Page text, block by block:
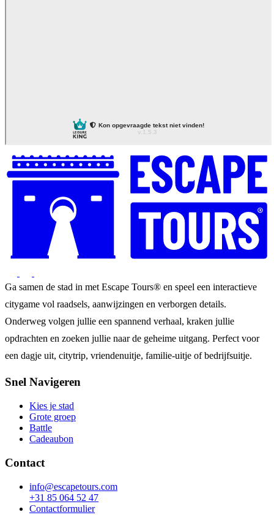
Ga samen de stad in met Escape Tours® en speel een interactieve
citygame vol raadsels, aanwijzingen en verborgen details.
Onderweg volgen jullie een spannend verhaal, kraken jullie
opdrachten en zoeken jullie naar de geheime uitgang. Perfect voor
een dagje uit, citytrip, vriendenuitje, familie-uitje of bedrijfsuitje.
Snel Navigeren
Kies je stad
Grote groep
Battle
Cadeaubon
Contact
info@escapetours.com
+31 85 064 52 47
Contactformulier